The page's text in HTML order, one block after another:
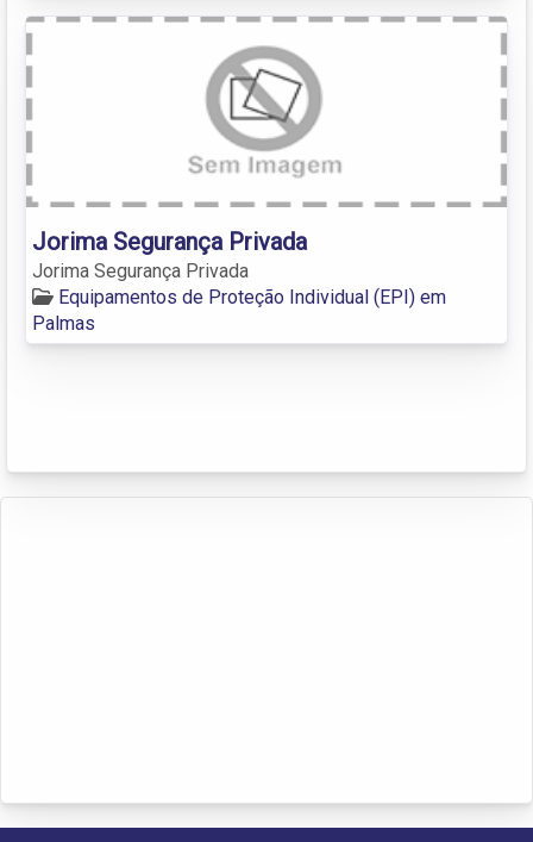
Jorima Segurança Privada
Jorima Segurança Privada
Equipamentos de Proteção Individual (EPI) em
Palmas